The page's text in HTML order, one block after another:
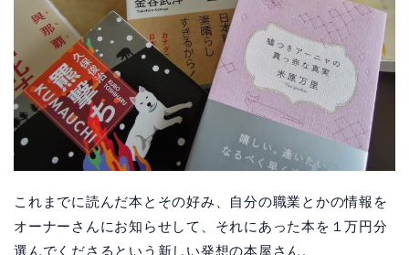
これまでに読んだ本とその好み、自分の職業とかの情報を
オーナーさんにお知らせして、それにあった本を１万円分
選んでくださるという新しい発想の本屋さん。